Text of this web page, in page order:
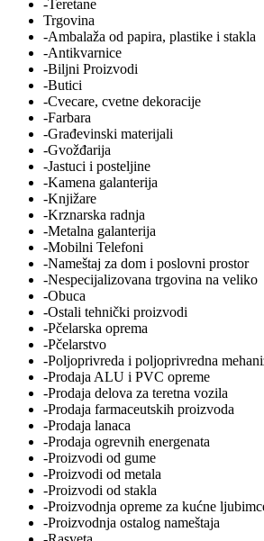
-Teretane
Trgovina
-Ambalaža od papira, plastike i stakla
-Antikvarnice
-Biljni Proizvodi
-Butici
-Cvecare, cvetne dekoracije
-Farbara
-Građevinski materijali
-Gvožđarija
-Jastuci i posteljine
-Kamena galanterija
-Knjižare
-Krznarska radnja
-Metalna galanterija
-Mobilni Telefoni
-Nameštaj za dom i poslovni prostor
-Nespecijalizovana trgovina na veliko
-Obuca
-Ostali tehnički proizvodi
-Pčelarska oprema
-Pčelarstvo
-Poljoprivreda i poljoprivredna
-Prodaja ALU i PVC opreme
-Prodaja delova za teretna vozila
-Prodaja farmaceutskih proizvoda
-Prodaja lanaca
-Prodaja ogrevnih energenata
-Proizvodi od gume
-Proizvodi od metala
-Proizvodi od stakla
-Proizvodnja opreme za kućne
-Proizvodnja ostalog nameštaja